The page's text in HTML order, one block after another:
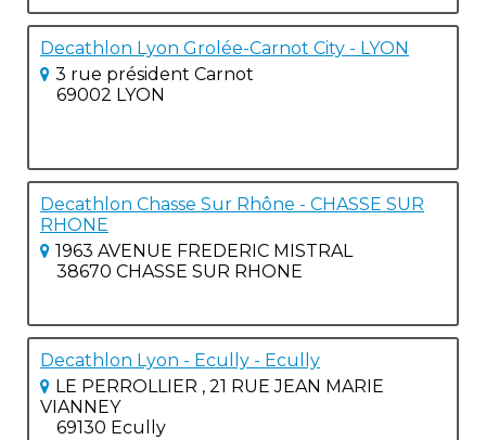
Decathlon Lyon Grolée-Carnot City - LYON
3 rue président Carnot
69002 LYON
Decathlon Chasse Sur Rhône - CHASSE SUR
RHONE
1963 AVENUE FREDERIC MISTRAL
38670 CHASSE SUR RHONE
Decathlon Lyon - Ecully - Ecully
LE PERROLLIER , 21 RUE JEAN MARIE
VIANNEY
69130 Ecully